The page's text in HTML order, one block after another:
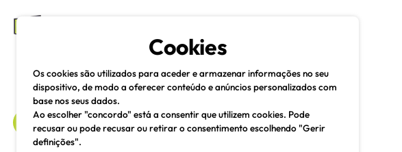
Cookies
Os cookies são utilizados para aceder e armazenar informações no seu
dispositivo, de modo a oferecer conteúdo e anúncios personalizados com
base nos seus dados.
Ao escolher "concordo" está a consentir que utilizem cookies. Pode
recusar ou pode recusar ou retirar o consentimento escolhendo "Gerir
definições".